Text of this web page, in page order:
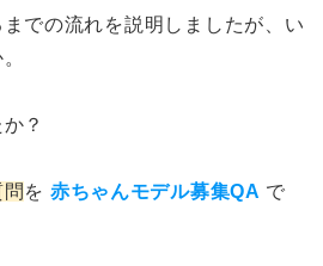
での流れを説明しましたが、い
？
を 赤ちゃんモデル募集QA で